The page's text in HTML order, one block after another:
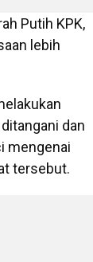
Putih KPK,
lebih
dan
mengenai
tersebut.